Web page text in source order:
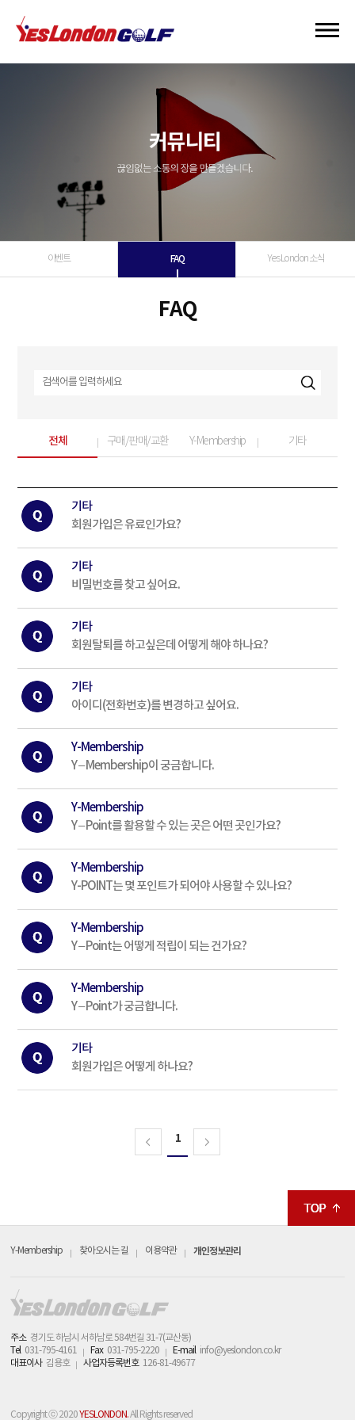
이벤트 FAQ Yes London 소식
FAQ
전체 구매/판매/교환 Y-Membership 기타
기타
회원가입은 유료인가요?
기타
비밀번호를 찾고 싶어요.
기타
회원탈퇴를 하고싶은데 어떻게 해야 하나요?
기타
아이디(전화번호)를 변경하고 싶어요.
Y-Membership
Y – Membership이 궁금합니다.
Y-Membership
Y – Point를 활용할 수 있는 곳은 어떤 곳인가요?
Y-Membership
Y-POINT는 몇 포인트가 되어야 사용할 수 있나요?
Y-Membership
Y – Point는 어떻게 적립이 되는 건가요?
Y-Membership
Y – Point가 궁금합니다.
기타
회원가입은 어떻게 하나요?
1
Y-Membership 찾아오시는 길 이용약관 개인정보관리
주소 경기도 하남시 서하남로 584번길 31-7(교산동)
Tel 031-795-4161 Fax 031-795-2220 E-mail info@yeslondon.co.kr
대표이사 김용호 사업자등록번호 126-81-49677
Copyright ⓒ 2020YESLONDON.All Rights reserved